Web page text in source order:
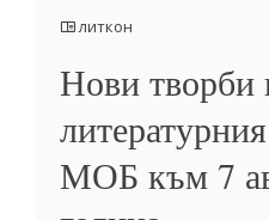
литкон
Нови творби
МОБ към 7